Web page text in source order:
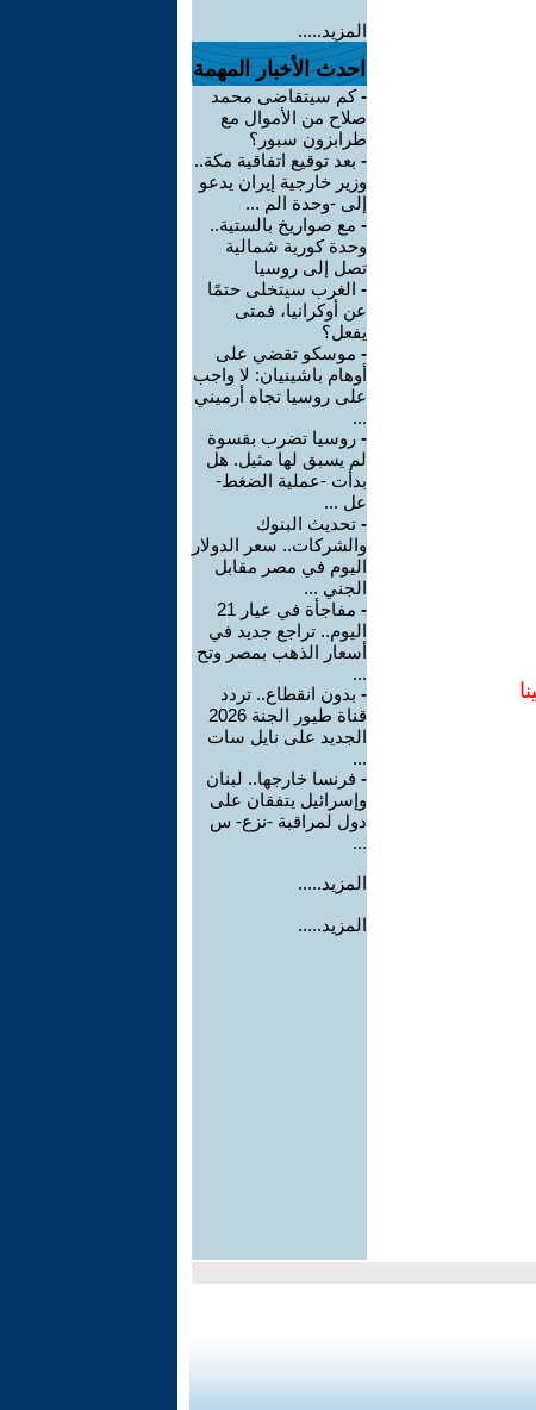
المزيد.....
احدث الأخبار المهمة
-كم سيتقاضى محمد
صلاح من الأموال مع
طرابزون سبور؟
- بعد توقيع اتفاقية مكة..
وزير خارجية إيران يدعو
إلى -وحدة الم ...
- مع صواريخ بالستية..
وحدة كورية شمالية
تصل إلى روسيا
- الغرب سيتخلى حتمًا
عن أوكرانيا، فمتى
يفعل؟
- موسكو تقضي على
أوهام باشينيان: لا واجب
على روسيا تجاه أرميني
...
- روسيا تضرب بقسوة
لم يسبق لها مثيل. هل
بدأت -عملية الضغط-
عل ...
- تحديث البنوك
والشركات.. سعر الدولار
اليوم في مصر مقابل
الجني ...
-
مفاجأة في عيار 21
اليوم.. تراجع جديد في
أسعار الذهب بمصر وتح
...
- بدون انقطاع.. تردد
قناة طيور الجنة 2026
الجديد على نايل سات
...
- فرنسا خارجها.. لبنان
وإسرائيل يتفقان على
دول لمراقبة -نزع- س
...
المزيد.....
المزيد.....